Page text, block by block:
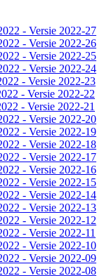
- Versie 2022-27
- Versie 2022-26
- Versie 2022-25
- Versie 2022-24
- Versie 2022-23
- Versie 2022-22
- Versie 2022-21
- Versie 2022-20
- Versie 2022-19
- Versie 2022-18
- Versie 2022-17
- Versie 2022-16
- Versie 2022-15
- Versie 2022-14
- Versie 2022-13
- Versie 2022-12
- Versie 2022-11
- Versie 2022-10
- Versie 2022-09
- Versie 2022-08